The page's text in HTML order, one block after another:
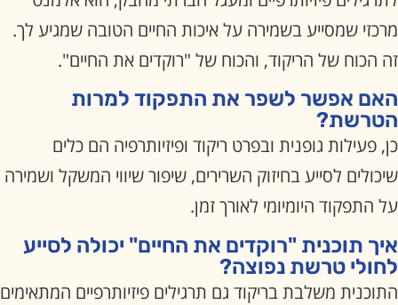
מרכזי שמסייע בשמירה על איכות החיים הטובה שמגיע לך.
זה הכוח של הריקוד, והכוח של "רוקדים את החיים".
האם אפשר לשפר את התפקוד למרות
הטרשת?
כן, פעילות גופנית ובפרט ריקוד ופיזיותרפיה הם כלים
שיכולים לסייע בחיזוק השרירים, שיפור שיווי המשקל ושמירה
על התפקוד היומיומי לאורך זמן.
איך תוכנית "רוקדים את החיים" יכולה לסייע
לחולי טרשת נפוצה?
התוכנית משלבת בריקוד גם תרגילים פיזיותרפיים המתאימים